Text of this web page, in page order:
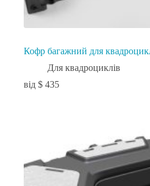
Кофр багажний для
Для квадроциклів
$ 435